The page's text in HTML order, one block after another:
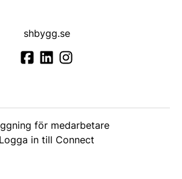
shbygg.se
för medarbetare
Logga in till Connect